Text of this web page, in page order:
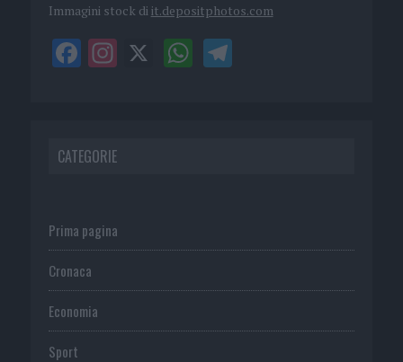
Immagini stock di it.depositphotos.com
CATEGORIE
Prima pagina
Cronaca
Economia
Sport